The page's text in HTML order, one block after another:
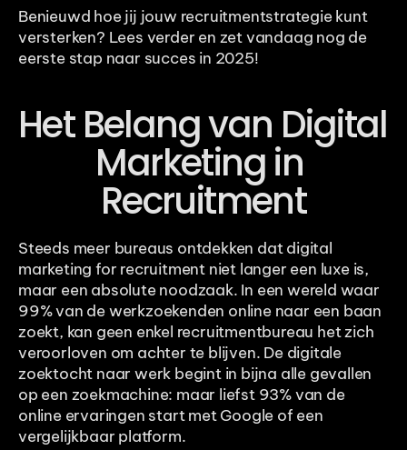
Benieuwd hoe jij jouw recruitmentstrategie kunt
versterken? Lees verder en zet vandaag nog de
eerste stap naar succes in 2025!
Het Belang van Digital
Marketing in
Recruitment
Steeds meer bureaus ontdekken dat digital
marketing for recruitment niet langer een luxe is,
maar een absolute noodzaak. In een wereld waar
99% van de werkzoekenden online naar een baan
zoekt, kan geen enkel recruitmentbureau het zich
veroorloven om achter te blijven. De digitale
zoektocht naar werk begint in bijna alle gevallen
op een zoekmachine: maar liefst 93% van de
online ervaringen start met Google of een
vergelijkbaar platform.